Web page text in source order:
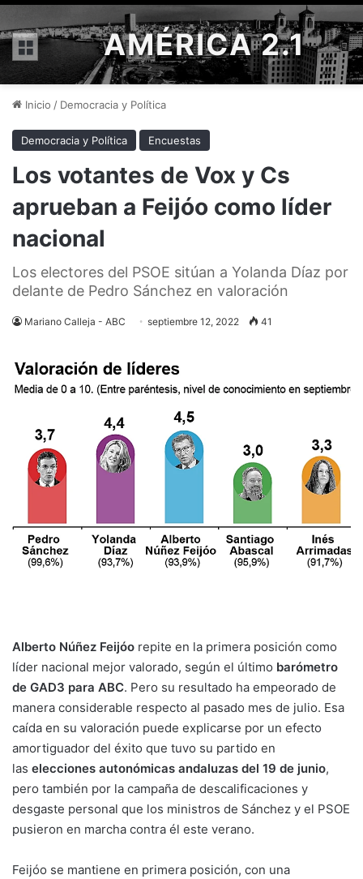
Menú AMÉRICA 2.1
Inicio / Democracia y Política
Democracia y Política Encuestas
Los votantes de Vox y Cs
aprueban a Feijóo como líder
nacional
Los electores del PSOE sitúan a Yolanda Díaz por
delante de Pedro Sánchez en valoración
Mariano Calleja - ABC septiembre 12, 2022 41
Alberto Núñez Feijóo repite en la primera posición como
líder nacional mejor valorado, según el último barómetro
de GAD3 para ABC. Pero su resultado ha empeorado de
manera considerable respecto al pasado mes de julio. Esa
caída en su valoración puede explicarse por un efecto
amortiguador del éxito que tuvo su partido en
las elecciones autonómicas andaluzas del 19 de junio,
pero también por la campaña de descalificaciones y
desgaste personal que los ministros de Sánchez y el PSOE
pusieron en marcha contra él este verano.
Feijóo se mantiene en primera posición, con una